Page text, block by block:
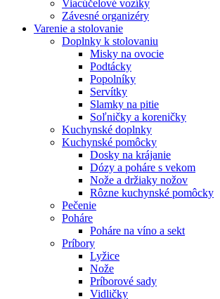
Viacúčelové vozíky
Závesné organizéry
Varenie a stolovanie
Doplnky k stolovaniu
Misky na ovocie
Podtácky
Popolníky
Servítky
Slamky na pitie
Soľničky a koreničky
Kuchynské doplnky
Kuchynské pomôcky
Dosky na krájanie
Dózy a poháre s vekom
Nože a držiaky nožov
Rôzne kuchynské pomôcky
Pečenie
Poháre
Poháre na víno a sekt
Príbory
Lyžice
Nože
Príborové sady
Vidličky